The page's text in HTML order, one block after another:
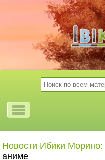
Новости Ибики Морино:
аниме